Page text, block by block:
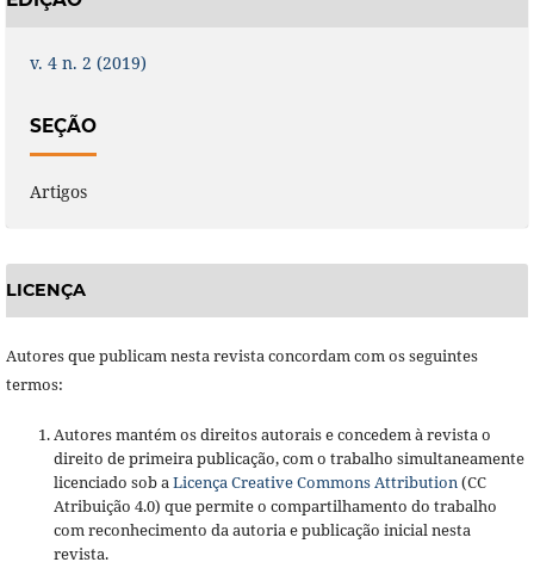
v. 4 n. 2 (2019)
SEÇÃO
Artigos
LICENÇA
Autores que publicam nesta revista concordam com os seguintes
termos:
Autores mantém os direitos autorais e concedem à revista o
direito de primeira publicação, com o trabalho simultaneamente
licenciado sob aLicença Creative Commons Attribution(CC
Atribuição 4.0) que permite o compartilhamento do trabalho
com reconhecimento da autoria e publicação inicial nesta
revista.